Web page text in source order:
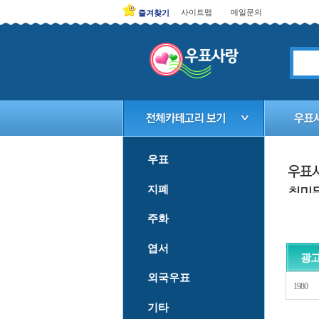
즐겨찾기 사이트맵 메일문의
우표
지폐
주화
엽서
외국우표
기타
광
1980